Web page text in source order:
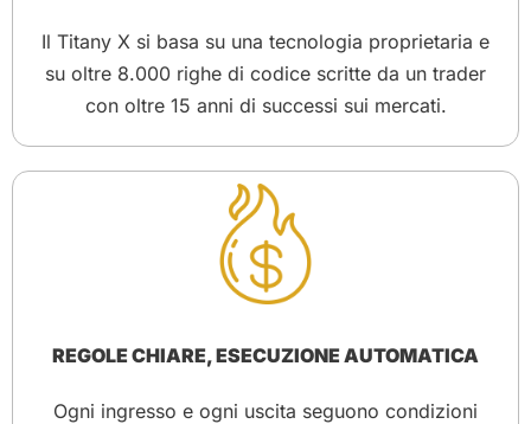
Il Titany X si basa su una tecnologia proprietaria e
su oltre 8.000 righe di codice scritte da un trader
con oltre 15 anni di successi sui mercati.
REGOLE CHIARE, ESECUZIONE AUTOMATICA
Ogni ingresso e ogni uscita seguono condizioni